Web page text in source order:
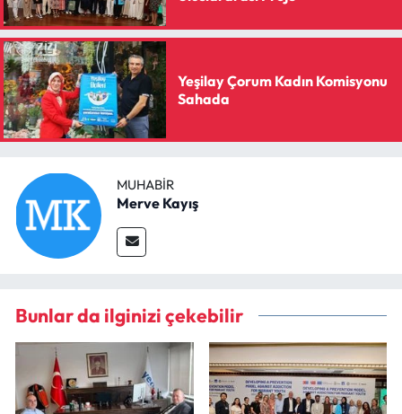
Yeşilay Çorum Kadın Komisyonu
Sahada
MUHABIR
Merve Kayış
Bunlar da ilginizi çekebilir